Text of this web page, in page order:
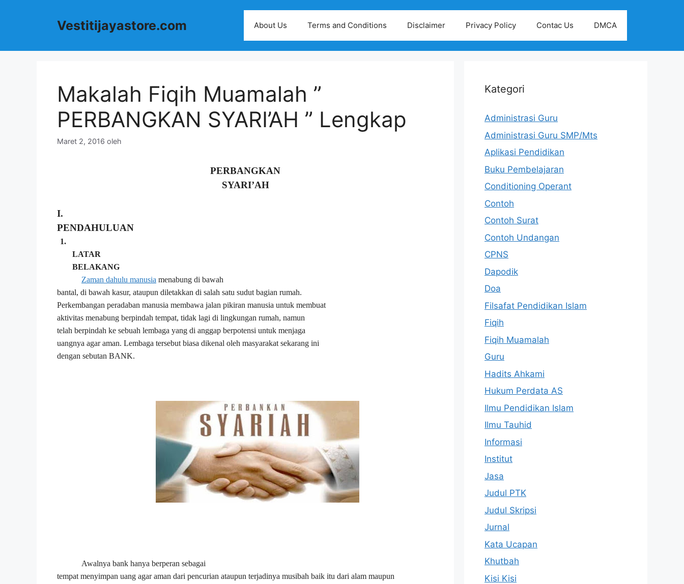
Vestitijayastore.com About Us Terms and Conditions Disclaimer Privacy Policy Contac Us DMCA
Makalah Fiqih Muamalah ”
PERBANGKAN SYARI’AH ” Lengkap
Maret 2, 2016 oleh
PERBANGKAN
SYARI’AH
I.
PENDAHULUAN
1.
LATAR
BELAKANG
Zaman dahulu manusia menabung di bawah
bantal, di bawah kasur, ataupun diletakkan di salah satu sudut bagian rumah.
Perkembangan peradaban manusia membawa jalan pikiran manusia untuk membuat
aktivitas menabung berpindah tempat, tidak lagi di lingkungan rumah, namun
telah berpindah ke sebuah lembaga yang di anggap berpotensi untuk menjaga
uangnya agar aman. Lembaga tersebut biasa dikenal oleh masyarakat sekarang ini
dengan sebutan BANK.
Awalnya bank hanya berperan sebagai
tempat menyimpan uang agar aman dari pencurian ataupun terjadinya musibah baik itu dari alam maupun
Kategori
Administrasi Guru
Administrasi Guru SMP/Mts
Aplikasi Pendidikan
Buku Pembelajaran
Conditioning Operant
Contoh
Contoh Surat
Contoh Undangan
CPNS
Dapodik
Doa
Filsafat Pendidikan Islam
Fiqih
Fiqih Muamalah
Guru
Hadits Ahkami
Hukum Perdata AS
Ilmu Pendidikan Islam
Ilmu Tauhid
Informasi
Institut
Jasa
Judul PTK
Judul Skripsi
Jurnal
Kata Ucapan
Khutbah
Kisi Kisi